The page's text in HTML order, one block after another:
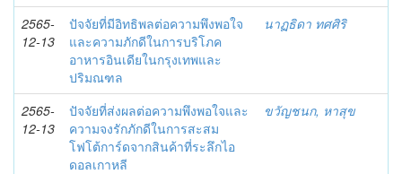
2565-
12-13
ปัจจัยที่มีอิทธิพลต่อความพึงพอใจ
และความภักดีในการบริโภค
อาหารอินเดียในกรุงเทพและ
ปริมณฑล
นาฏธิดา ทศศิริ
2565-
12-13
ปัจจัยที่ส่งผลต่อความพึงพอใจและ
ความจงรักภักดีในการสะสม
โฟโต้การ์ดจากสินค้าที่ระลึกไอ
ดอลเกาหลี
ขวัญชนก, หาสุข